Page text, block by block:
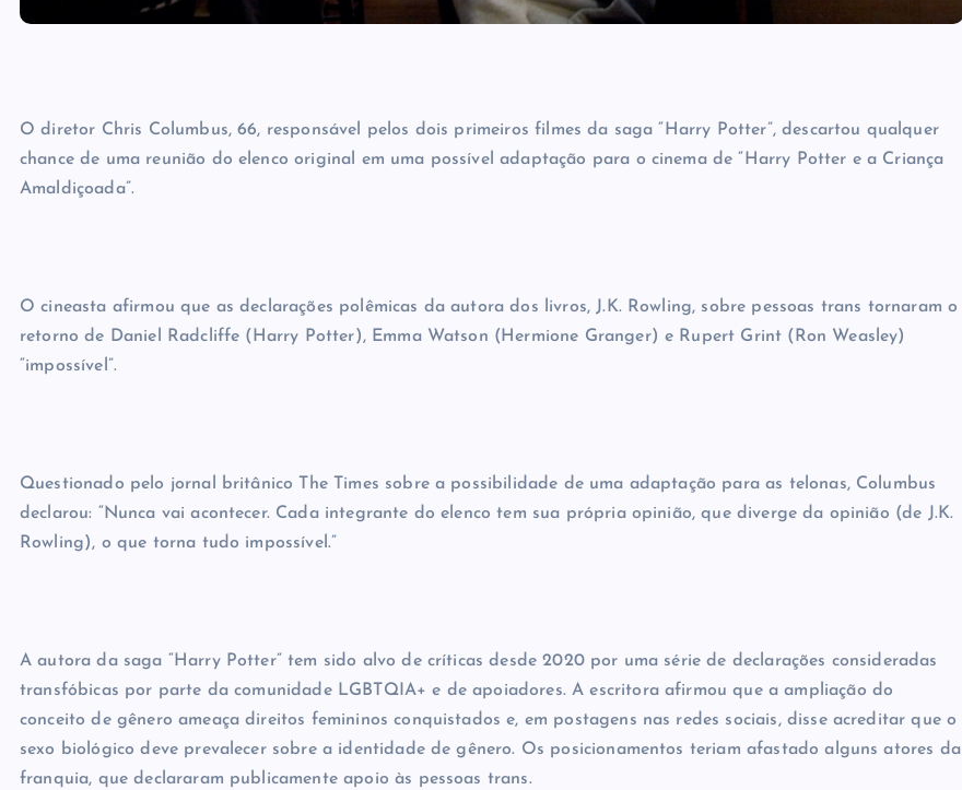
O diretor Chris Columbus, 66, responsável pelos dois primeiros filmes da saga “Harry Potter”, descartou qualquer
chance de uma reunião do elenco original em uma possível adaptação para o cinema de “Harry Potter e a Criança
Amaldiçoada”.
O cineasta afirmou que as declarações polêmicas da autora dos livros, J.K. Rowling, sobre pessoas trans tornaram o
retorno de Daniel Radcliffe (Harry Potter), Emma Watson (Hermione Granger) e Rupert Grint (Ron Weasley)
“impossível”.
Questionado pelo jornal britânico The Times sobre a possibilidade de uma adaptação para as telonas, Columbus
declarou: “Nunca vai acontecer. Cada integrante do elenco tem sua própria opinião, que diverge da opinião (de J.K.
Rowling), o que torna tudo impossível.”
A autora da saga “Harry Potter” tem sido alvo de críticas desde 2020 por uma série de declarações consideradas
transfóbicas por parte da comunidade LGBTQIA+ e de apoiadores. A escritora afirmou que a ampliação do
conceito de gênero ameaça direitos femininos conquistados e, em postagens nas redes sociais, disse acreditar que o
sexo biológico deve prevalecer sobre a identidade de gênero. Os posicionamentos teriam afastado alguns atores da
franquia, que declararam publicamente apoio às pessoas trans.